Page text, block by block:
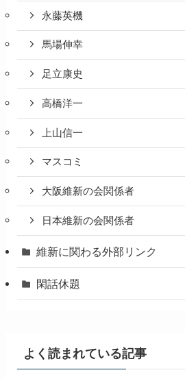
永藤英機
馬場伸幸
足立康史
高橋洋一
上山信一
マスコミ
大阪維新の会関係者
日本維新の会関係者
維新に関わる外部リンク
閑話休題
よく読まれている記事